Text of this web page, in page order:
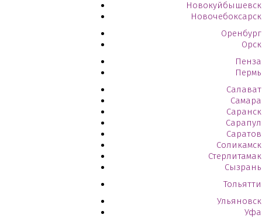
Новокуйбышевск
Новочебоксарск
Оренбург
Орск
Пенза
Пермь
Салават
Самара
Саранск
Сарапул
Саратов
Соликамск
Стерлитамак
Сызрань
Тольятти
Ульяновск
Уфа